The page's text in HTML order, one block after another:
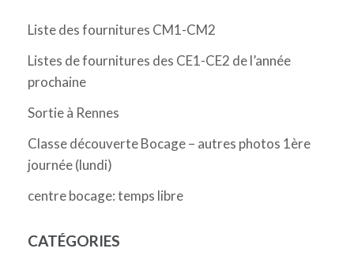
Liste des fournitures CM1-CM2
Listes de fournitures des CE1-CE2 de l’année
prochaine
Sortie à Rennes
Classe découverte Bocage – autres photos 1ère
journée (lundi)
centre bocage: temps libre
CATÉGORIES